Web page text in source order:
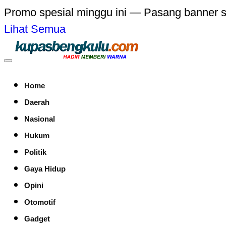
Promo spesial minggu ini — Pasang banner
Lihat Semua
Home
Daerah
Nasional
Hukum
Politik
Gaya Hidup
Opini
Otomotif
Gadget